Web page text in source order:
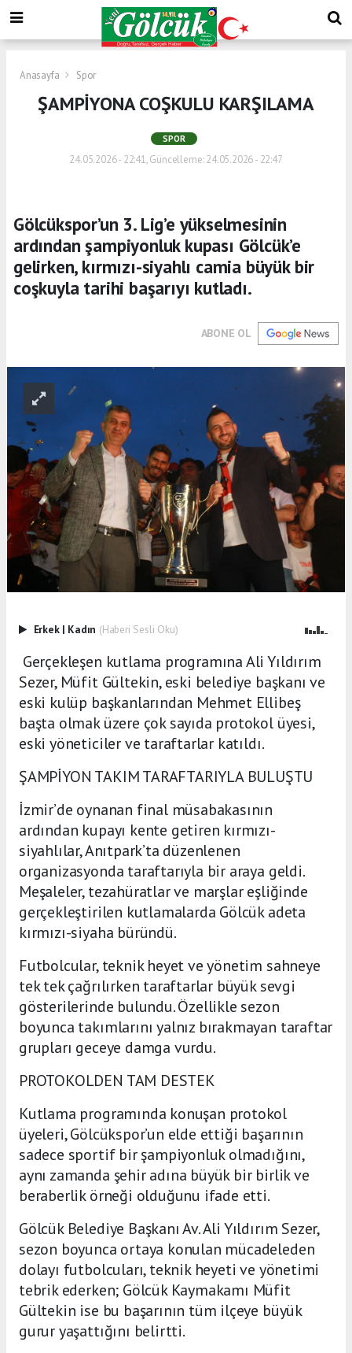
Anasayfa Spor
ŞAMPİYONA COŞKULU KARŞILAMA
SPOR
24.05.2026 - 22:41, Güncelleme: 24.05.2026 - 22:47
Gölcükspor’un 3. Lig’e yükselmesinin
ardından şampiyonluk kupası Gölcük’e
gelirken, kırmızı-siyahlı camia büyük bir
coşkuyla tarihi başarıyı kutladı.
ABONE OL
Erkek | Kadın (Haberi Sesli Oku)
Gerçekleşen kutlama programına Ali Yıldırım
Sezer, Müfit Gültekin, eski belediye başkanı ve
eski kulüp başkanlarından Mehmet Ellibeş
başta olmak üzere çok sayıda protokol üyesi,
eski yöneticiler ve taraftarlar katıldı.
ŞAMPİYON TAKIM TARAFTARIYLA BULUŞTU
İzmir’de oynanan final müsabakasının
ardından kupayı kente getiren kırmızı-
siyahlılar, Anıtpark’ta düzenlenen
organizasyonda taraftarıyla bir araya geldi.
Meşaleler, tezahüratlar ve marşlar eşliğinde
gerçekleştirilen kutlamalarda Gölcük adeta
kırmızı-siyaha büründü.
Futbolcular, teknik heyet ve yönetim sahneye
tek tek çağrılırken taraftarlar büyük sevgi
gösterilerinde bulundu. Özellikle sezon
boyunca takımlarını yalnız bırakmayan taraftar
grupları geceye damga vurdu.
PROTOKOLDEN TAM DESTEK
Kutlama programında konuşan protokol
üyeleri, Gölcükspor’un elde ettiği başarının
sadece sportif bir şampiyonluk olmadığını,
aynı zamanda şehir adına büyük bir birlik ve
beraberlik örneği olduğunu ifade etti.
Gölcük Belediye Başkanı Av. Ali Yıldırım Sezer,
sezon boyunca ortaya konulan mücadeleden
dolayı futbolcuları, teknik heyeti ve yönetimi
tebrik ederken; Gölcük Kaymakamı Müfit
Gültekin ise bu başarının tüm ilçeye büyük
gurur yaşattığını belirtti.